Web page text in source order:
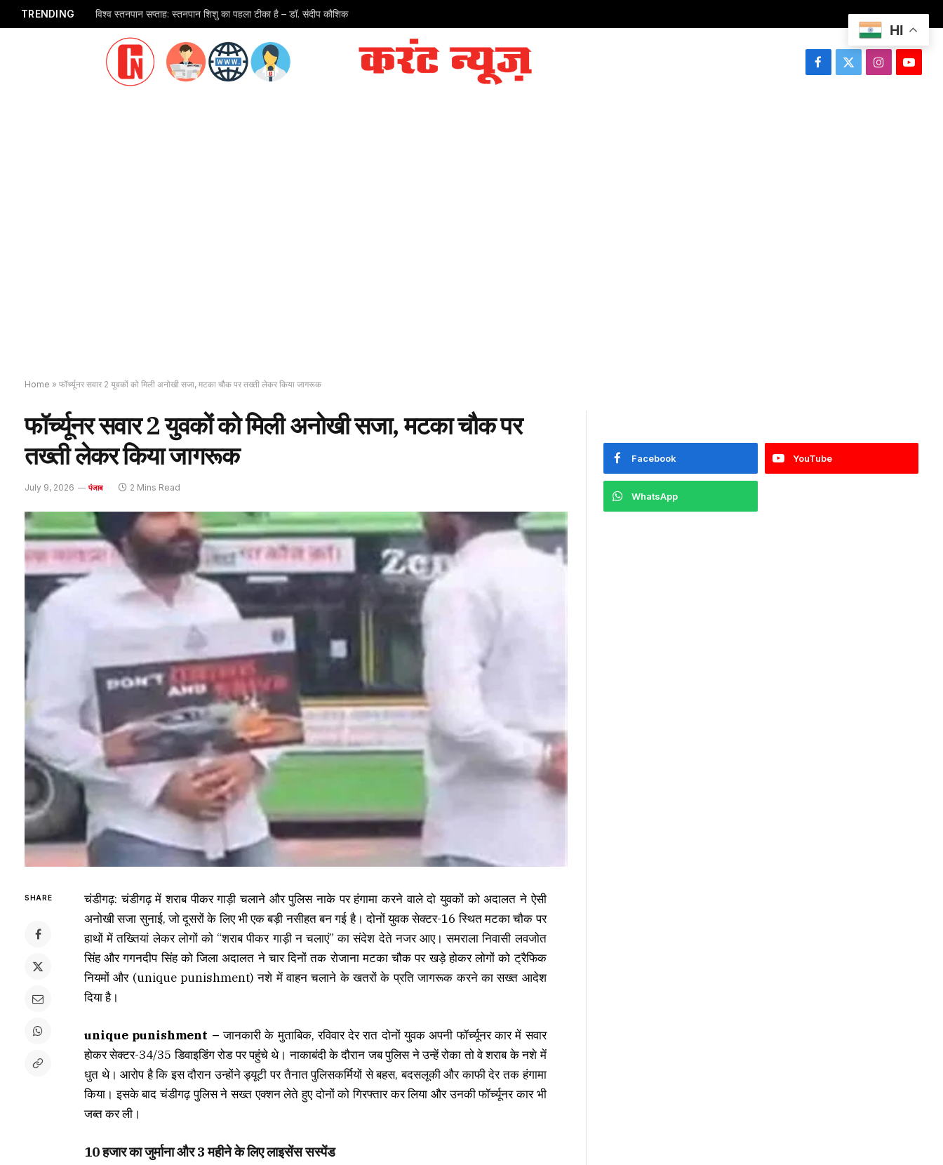
TRENDING विश्व स्तनपान सप्ताह: स्तनपान शिशु का पहला टीका है – डॉ. संदीप कौशिक
Facebook
X
Instagram
Home » फॉर्च्यूनर सवार 2 युवकों को मिली अनोखी सजा, मटका चौक पर तख्ती लेकर किया जागरूक
फॉर्च्यूनर सवार 2 युवकों को मिली अनोखी सजा, मटका चौक पर
तख्ती लेकर किया जागरूक
July 9, 2026 पंजाब 2 Mins Read
SHARE
चंडीगढ़: चंडीगढ़ में शराब पीकर गाड़ी चलाने और पुलिस नाके पर हंगामा करने वाले दो युवकों को अदालत ने ऐसी
अनोखी सजा सुनाई, जो दूसरों के लिए भी एक बड़ी नसीहत बन गई है। दोनों युवक सेक्टर-16 स्थित मटका चौक पर
हाथों में तख्तियां लेकर लोगों को “शराब पीकर गाड़ी न चलाएं” का संदेश देते नजर आए। समराला निवासी लवजोत
सिंह और गगनदीप सिंह को जिला अदालत ने चार दिनों तक रोजाना मटका चौक पर खड़े होकर लोगों को ट्रैफिक
नियमों और (unique punishment) नशे में वाहन चलाने के खतरों के प्रति जागरूक करने का सख्त आदेश
दिया है।
unique punishment – जानकारी के मुताबिक, रविवार देर रात दोनों युवक अपनी फॉर्च्यूनर कार में सवार
होकर सेक्टर-34/35 डिवाइडिंग रोड पर पहुंचे थे। नाकाबंदी के दौरान जब पुलिस ने उन्हें रोका तो वे शराब के नशे में
धुत थे। आरोप है कि इस दौरान उन्होंने ड्यूटी पर तैनात पुलिसकर्मियों से बहस, बदसलूकी और काफी देर तक हंगामा
किया। इसके बाद चंडीगढ़ पुलिस ने सख्त एक्शन लेते हुए दोनों को गिरफ्तार कर लिया और उनकी फॉर्च्यूनर कार भी
जब्त कर ली।
10 हजार का जुर्माना और 3 महीने के लिए लाइसेंस सस्पेंड
Facebook YouTube
WhatsApp
HI